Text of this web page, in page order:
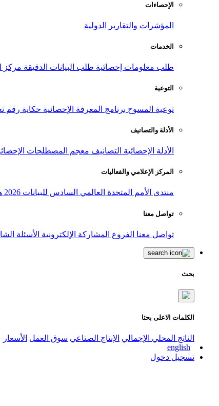
الإحصاءات
المؤشرات والتقارير الدولية
الخدمات
طلب معلومات إحصائية طلب البيانات الدقيقة مركز
التوعية
توعية المسوح برنامج المعرفة الإحصائية حكاية رقم
الأدلة والتصانيف
الأدلة الإحصائية التصانيف معجم المصطلحات
المركز الإعلامي والفعاليات
منتدى الأمم المتحدة العالمي السادس للبيانات 2026
تواصل معنا
تواصل معنا الفروع المشاركة الإلكترونية الأسئلة
بحث
الكلمات الاعلى بحثا
الناتج المحلي الإجمالي الإنتاج الصناعي سوق العمل الأسعار
english
تسجيل دخول